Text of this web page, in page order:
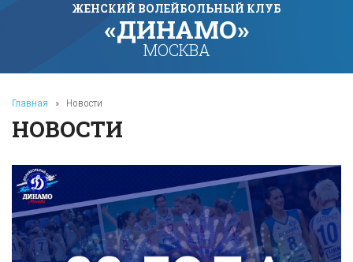
ЖЕНСКИЙ ВОЛЕЙБОЛЬНЫЙ КЛУБ
«ДИНАМО»
МОСКВА
Главная » Новости
НОВОСТИ